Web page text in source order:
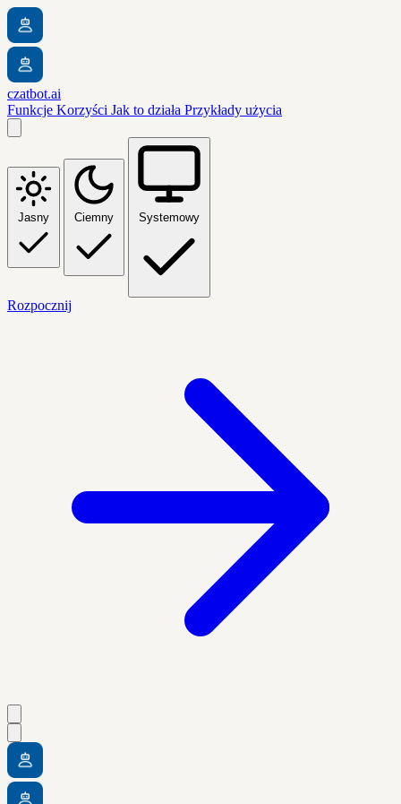
czatbot.ai
Funkcje Korzyści Jak to działa Przykłady użycia
Jasny Ciemny Systemowy
Rozpocznij